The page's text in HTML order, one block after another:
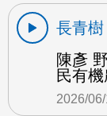
長青樹
陳彥
民有
2026/